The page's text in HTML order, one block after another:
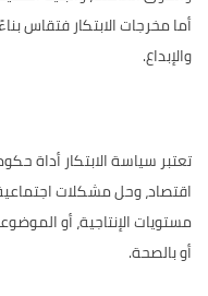
أما مخرجات الابتكار فتقاس
والإبداع.
تعتبر سياسة الابتكار أداة
اقتصاد، وحل مشكلات
مستويات الإنتاجية، أو
أو بالصحة.